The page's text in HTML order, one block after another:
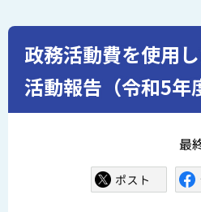
こ
政務活動費を使用
活動報告（令和5年
最